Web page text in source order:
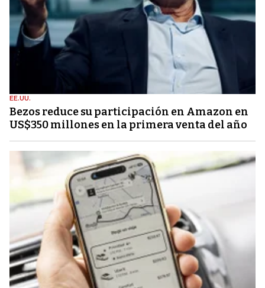
EE.UU.
Bezos reduce su participación en Amazon en
US$350 millones en la primera venta del año